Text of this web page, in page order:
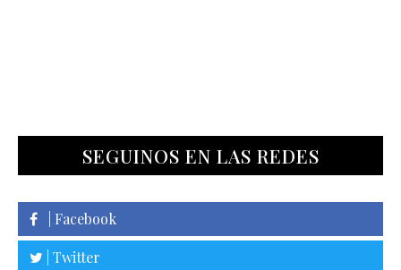
SEGUINOS EN LAS REDES
| Facebook
| Twitter